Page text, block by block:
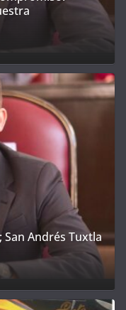
Andrés Tuxtla